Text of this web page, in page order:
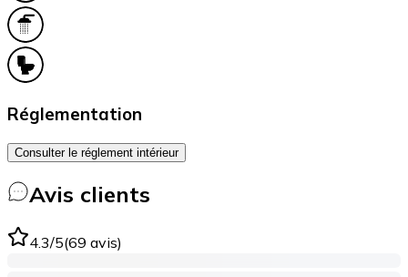
Réglementation
Consulter le réglement intérieur
Avis clients
4.3/5(69 avis)